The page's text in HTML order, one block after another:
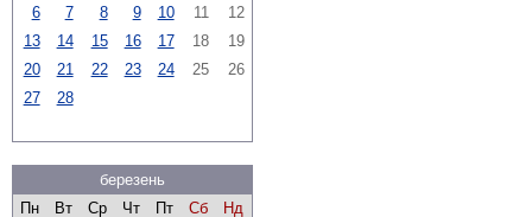
6
7 8 9 10 11
12
13
14 15 16 17 18
19
20
21 22 23 24 25
26
27
28
березень
Пн
Вт Ср Чт Пт Сб
Нд